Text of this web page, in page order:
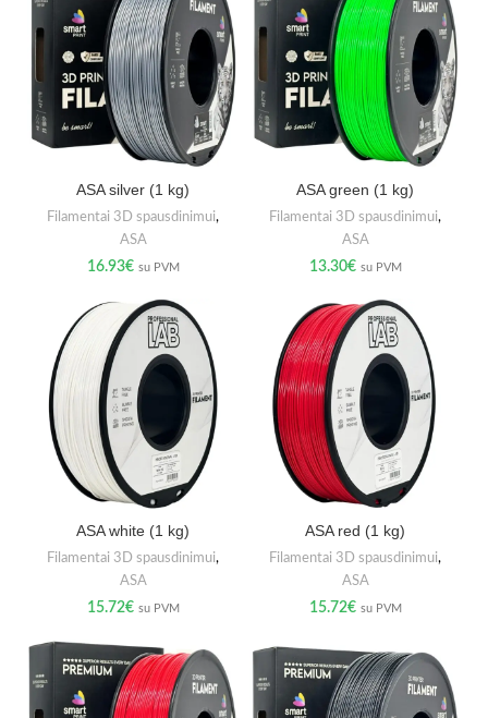
ASA silver (1 kg)
Filamentai 3D spausdinimui,
ASA
16.93€ su PVM
ASA green (1 kg)
Filamentai 3D spausdinimui,
ASA
13.30€ su PVM
ASA white (1 kg)
Filamentai 3D spausdinimui,
ASA
15.72€ su PVM
ASA red (1 kg)
Filamentai 3D spausdinimui,
ASA
15.72€ su PVM